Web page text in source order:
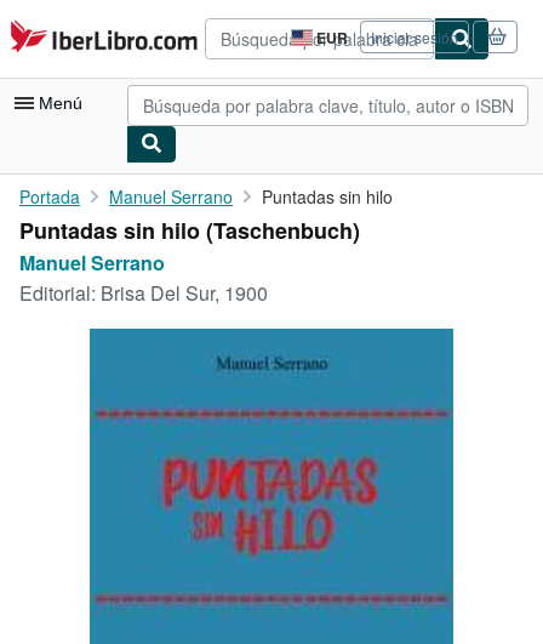
Pasar al contenido principal
IberLibro.com EUR
Preferencias
de
compra
del
Iniciar sesión
Menú
Mi cuenta
Consultar mis pedidos
Arte y coleccionismo
Comenzar a vender
Portada Manuel Serrano Puntadas sin hilo
Puntadas sin hilo (Taschenbuch)
Manuel Serrano
Editorial: Brisa Del Sur, 1900